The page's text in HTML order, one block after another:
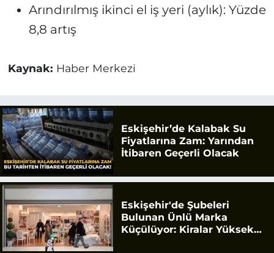
Arındırılmış ikinci el iş yeri (aylık): Yüzde
8,8 artış
Kaynak: Haber Merkezi
Eskişehir’de Kalabak Su
Fiyatlarına Zam: Yarından
İtibaren Geçerli Olacak
Eskişehir'de Şubeleri
Bulunan Ünlü Marka
Küçülüyor: Kiralar Yüksek